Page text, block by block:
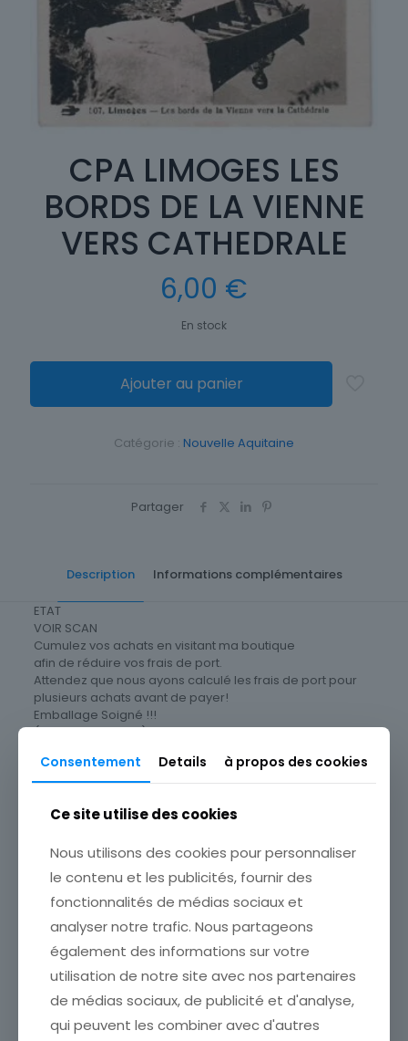
CPA LIMOGES LES
BORDS DE LA VIENNE
VERS CATHEDRALE
6,00 €
En stock
Ajouter au panier
Catégorie : Nouvelle Aquitaine
Partager
Description Informations complémentaires
ETAT
VOIR SCAN
Cumulez vos achats en visitant ma boutique
afin de réduire vos frais de port.
Attendez que nous ayons calculé les frais de port pour
plusieurs achats avant de payer!
Emballage Soigné !!!
(Valeurs multiples)
Cartes postale Département
87 Haute-Vienne
Produits similaires
Consentement Details à propos des cookies
Ce site utilise des cookies
Nous utilisons des cookies pour personnaliser
le contenu et les publicités, fournir des
fonctionnalités de médias sociaux et
analyser notre trafic. Nous partageons
également des informations sur votre
utilisation de notre site avec nos partenaires
de médias sociaux, de publicité et d'analyse,
qui peuvent les combiner avec d'autres